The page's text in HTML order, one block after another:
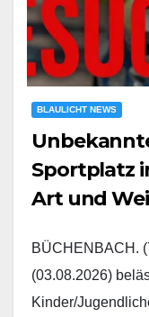
BLAULICHT NEWS
Sportplatz
Art und
BÜCHENBACH.
(03.08.2026)
Kinder/